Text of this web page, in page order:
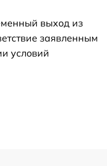
выход из
заявленным
условий